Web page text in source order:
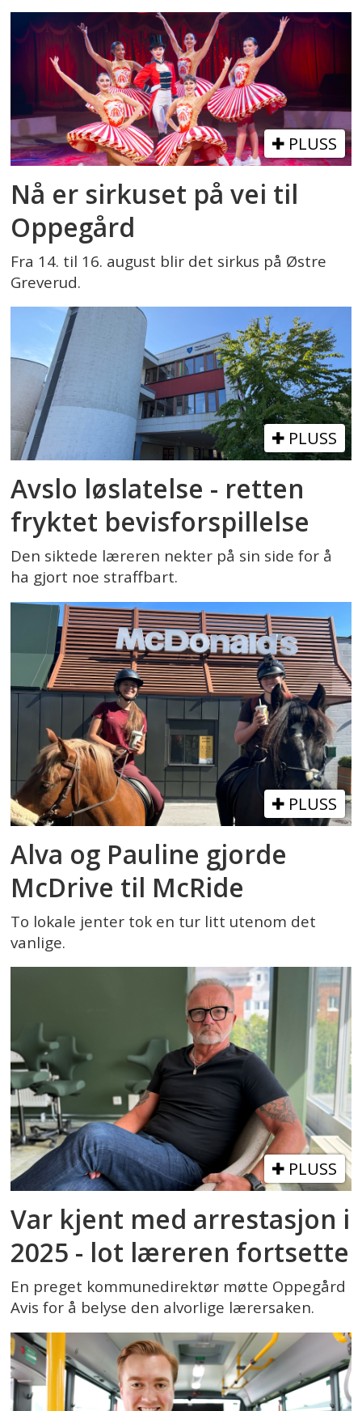
PLUSS
Nå er sirkuset på vei til
Oppegård
Fra 14. til 16. august blir det sirkus på Østre
Greverud.
PLUSS
Avslo løslatelse - retten
fryktet bevisforspillelse
Den siktede læreren nekter på sin side for å
ha gjort noe straffbart.
PLUSS
Alva og Pauline gjorde
McDrive til McRide
To lokale jenter tok en tur litt utenom det
vanlige.
PLUSS
Var kjent med arrestasjon i
2025 - lot læreren fortsette
En preget kommunedirektør møtte Oppegård
Avis for å belyse den alvorlige lærersaken.